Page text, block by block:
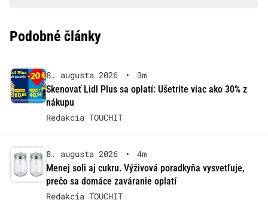
Podobné články
8. augusta 2026 •
3m
Skenovať Lidl Plus sa oplatí: Ušetrite viac ako 30% z
nákupu
Redakcia TOUCHIT
8. augusta 2026 •
4m
Menej soli aj cukru. Výživová poradkyňa vysvetľuje,
prečo sa domáce zaváranie oplatí
Redakcia TOUCHIT